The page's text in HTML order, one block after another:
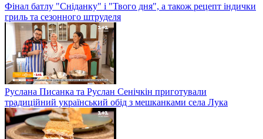
Фінал батлу "Сніданку" і "Твого дня", а також рецепт індички
гриль та сезонного штруделя
Руслана Писанка та Руслан Сенічкін приготували
традиційний український обід з мешканками села Лука